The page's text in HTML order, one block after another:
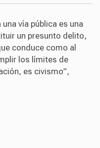
vía pública es una
un presunto delito,
conduce como al
los límites de
es civismo”,